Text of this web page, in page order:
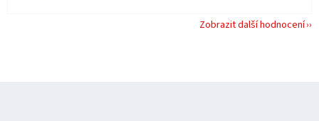
Zobrazit další hodnocení